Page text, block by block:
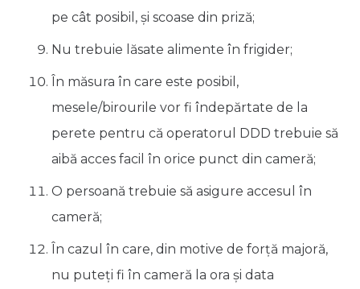
pe cât posibil, și scoase din priză;
Nu trebuie lăsate alimente în frigider;
În măsura în care este posibil,
mesele/birourile vor fi îndepărtate de la
perete pentru că operatorul DDD trebuie să
aibă acces facil în orice punct din cameră;
O persoană trebuie să asigure accesul în
cameră;
În cazul în care, din motive de forță majoră,
nu puteți fi în cameră la ora și data